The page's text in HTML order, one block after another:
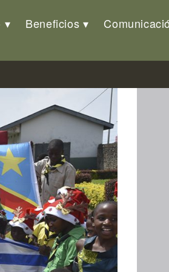
Beneficios